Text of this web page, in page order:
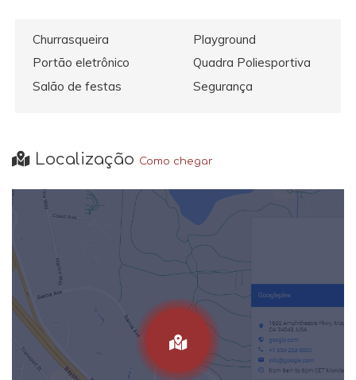
Churrasqueira
Playground
Portão eletrônico
Quadra Poliesportiva
Salão de festas
Segurança
Localização Como chegar